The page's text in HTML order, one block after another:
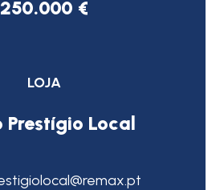
250.000 €
LOJA
Prestígio Local